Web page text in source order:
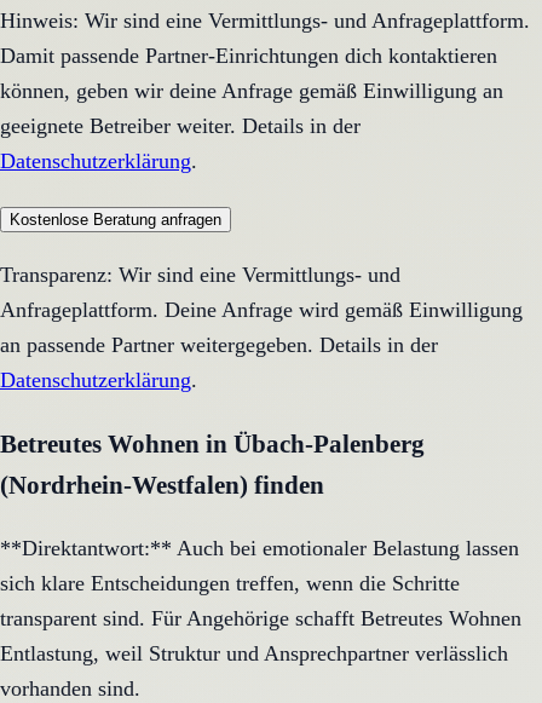
Hinweis: Wir sind eine Vermittlungs- und Anfrageplattform.
Damit passende Partner-Einrichtungen dich kontaktieren
können, geben wir deine Anfrage gemäß Einwilligung an
geeignete Betreiber weiter. Details in der
Datenschutzerklärung.
Kostenlose Beratung anfragen
Transparenz: Wir sind eine Vermittlungs- und
Anfrageplattform. Deine Anfrage wird gemäß Einwilligung
an passende Partner weitergegeben. Details in der
Datenschutzerklärung.
Betreutes Wohnen in Übach-Palenberg
(Nordrhein-Westfalen) finden
**Direktantwort:** Auch bei emotionaler Belastung lassen
sich klare Entscheidungen treffen, wenn die Schritte
transparent sind. Für Angehörige schafft Betreutes Wohnen
Entlastung, weil Struktur und Ansprechpartner verlässlich
vorhanden sind.